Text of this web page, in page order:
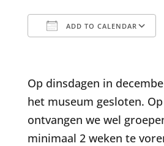
ADD TO CALENDAR
Op dinsdagen in
het museum gesloten.
ontvangen we wel
minimaal 2 weken te